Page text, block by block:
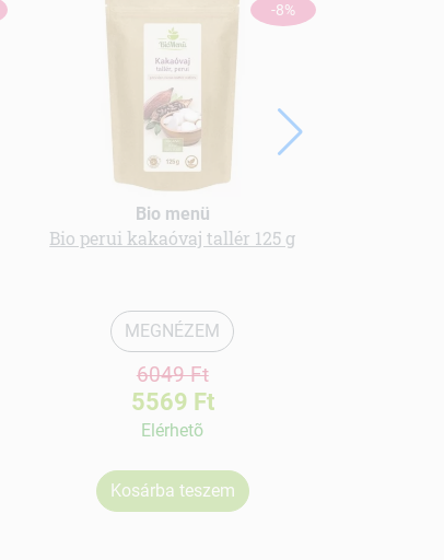
-8%
Bio menü
Bio perui kakaóvaj tallér 125 g
MEGNÉZEM
6049 Ft
5569 Ft
Elérhetõ
Kosárba teszem